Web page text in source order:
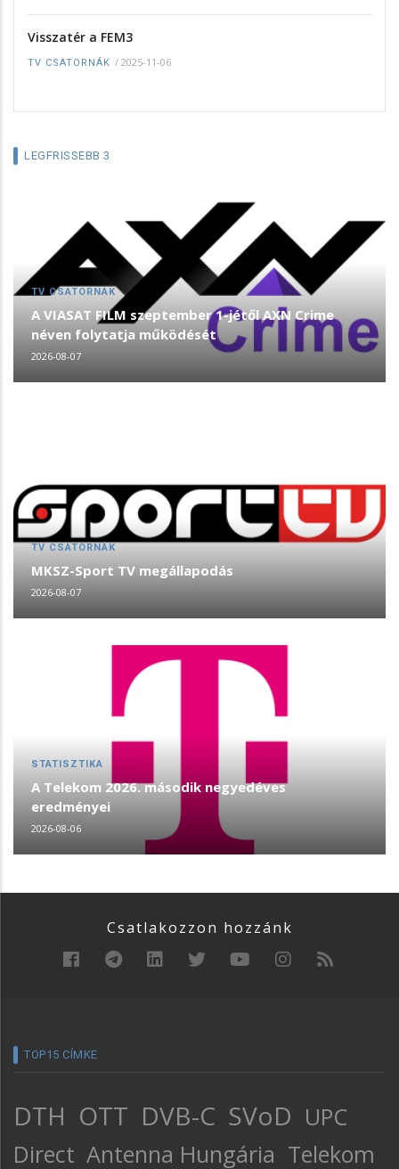
Visszatér a FEM3
TV CSATORNÁK / 2025-11-06
LEGFRISSEBB 3
TV CSATORNÁK
A VIASAT FILM szeptember 1-jétől AXN Crime
néven folytatja működését
2026-08-07
TV CSATORNÁK
MKSZ-Sport TV megállapodás
2026-08-07
STATISZTIKA
A Telekom 2026. második negyedéves
eredményei
2026-08-06
Csatlakozzon hozzánk
TOP15 CÍMKE
DTH OTT DVB-C SVoD UPC
Direct Antenna Hungária Telekom